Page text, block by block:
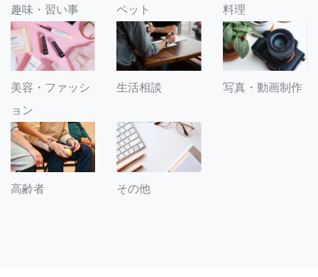
趣味・習い事 ペット 料理
美容・ファッシ
ョン
生活相談 写真・動画制作
高齢者 その他